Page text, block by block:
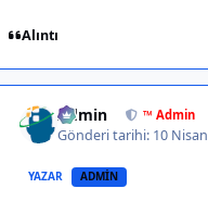
Alıntı
Admin ™ Admin
Gönderi tarihi: 10 Nisan
YAZAR ADMIN